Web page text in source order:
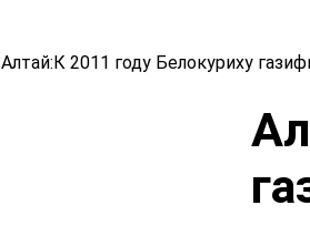
Алтай:К 2011 году Белокуриху